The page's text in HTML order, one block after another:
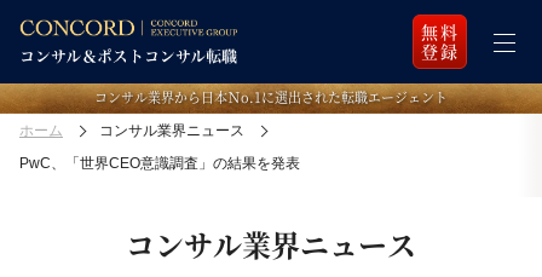
無料
登録
コンサル業界から日本Ｎo.1に選出された転職エージェント
ホーム
コンサル業界ニュース
PwC、「世界CEO意識調査」の結果を発表
コンサル業界ニュース